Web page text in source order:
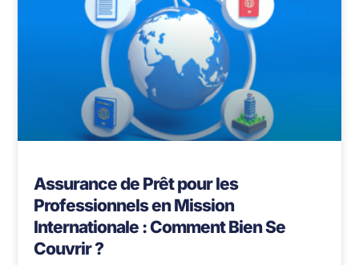
Assurance de Prêt pour les
Professionnels en Mission
Internationale : Comment Bien Se
Couvrir ?